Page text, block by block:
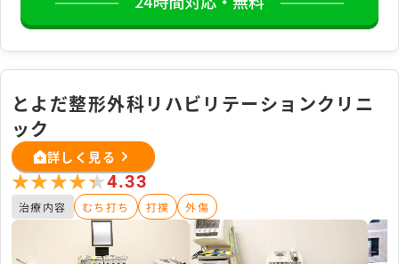
とよだ整形外科リハビリテーションクリニ
ック
詳しく見る
★★★★★
★★★★★4.33
治療内容 むち打ち 打撲 外傷